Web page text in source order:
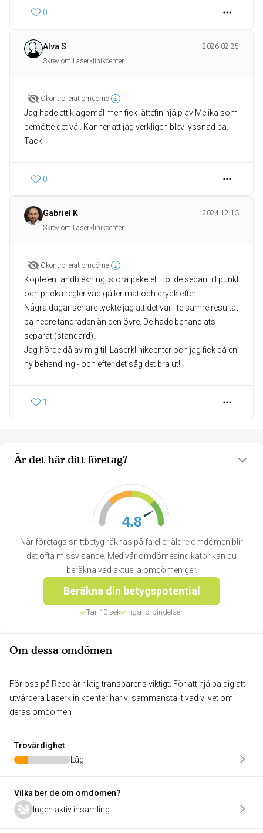
Är det här ditt företag?
4.8
När företags snittbetyg räknas på få eller äldre omdömen blir
det ofta missvisande. Med vår omdömesindikator kan du
beräkna vad aktuella omdömen ger.
Beräkna din betygspotential
Tar 10 sek Inga förbindelser
Om dessa omdömen
För oss på Reco är riktig transparens viktigt. För att hjälpa dig att
utvärdera Laserklinikcenter har vi sammanställt vad vi vet om
deras omdömen
Trovärdighet
Låg
Vilka ber de om omdömen?
Ingen aktiv insamling
0
Alva S
2026-02-25
Skrev om Laserklinikcenter
Okontrollerat omdöme
Jag hade ett klagomål men fick jättefin hjälp av Melika som
bemötte det väl. Känner att jag verkligen blev lyssnad på.
Tack!
0
Gabriel K
2024-12-13
Skrev om Laserklinikcenter
Okontrollerat omdöme
Köpte en tandblekning, stora paketet. Följde sedan till punkt
och pricka regler vad gäller mat och dryck efter.
Några dagar senare tyckte jag att det var lite sämre resultat
på nedre tandraden än den övre. De hade behandlats
separat (standard).
Jag hörde då av mig till Laserklinikcenter och jag fick då en
ny behandling - och efter det såg det bra ut!
1